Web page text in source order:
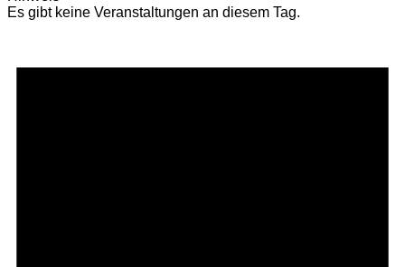
Es gibt keine Veranstaltungen an diesem Tag.